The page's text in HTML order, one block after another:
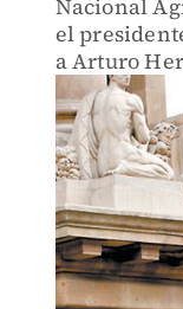
Nacional
el
a Arturo
Banxico.